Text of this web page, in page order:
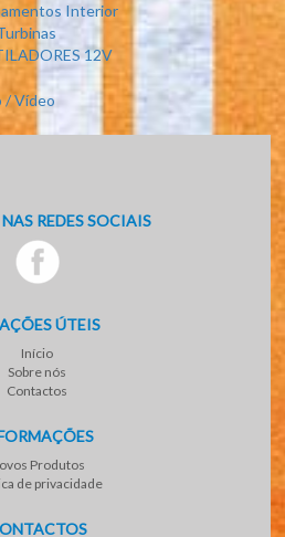
Interior
12V
/ Vídeo
REDES SOCIAIS
ÚTEIS
Início
Sobre nós
Contactos
Produtos
de privacidade